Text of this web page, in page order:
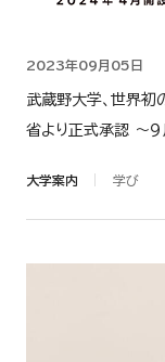
2023年09月05日
武蔵野大学、世界初
省より正式承認 ～９
大学案内 学び